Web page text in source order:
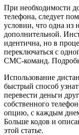
При необходимости
телефона, следует
условии, что одна из
дополнительной.
идентична, но в
переключаться с
СМС-команд.
Использование
быстрый способ
перевести деньги
собственного
опцию, с каждым
Больше кодов и
этой статье.